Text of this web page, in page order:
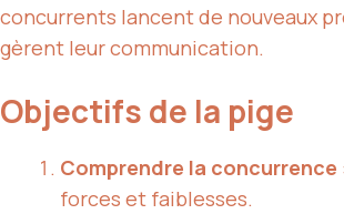
concurrents lancent de nouveaux
gèrent leur communication.
Objectifs de la pige
Comprendre la concurrence
forces et faiblesses.